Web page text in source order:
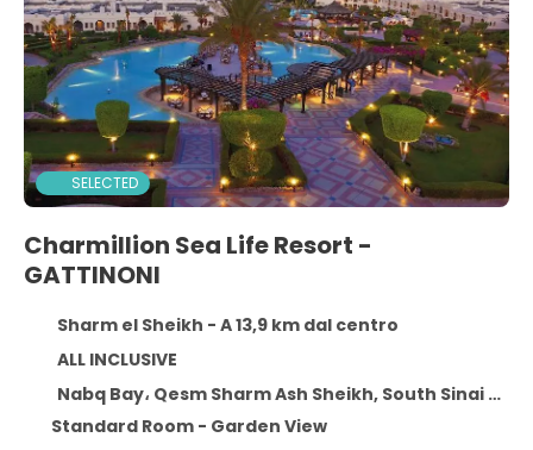
SELECTED
Charmillion Sea Life Resort -
GATTINONI
Sharm el Sheikh - A 13,9 km dal centro
ALL INCLUSIVE
Nabq Bay، Qesm Sharm Ash Sheikh, South Sinai Governorate, Sharm el Sheikh 11371
Standard Room - Garden View